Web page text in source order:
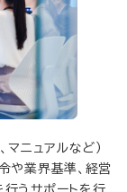
マニュアルなど）
や業界基準、経営
うサポートを行